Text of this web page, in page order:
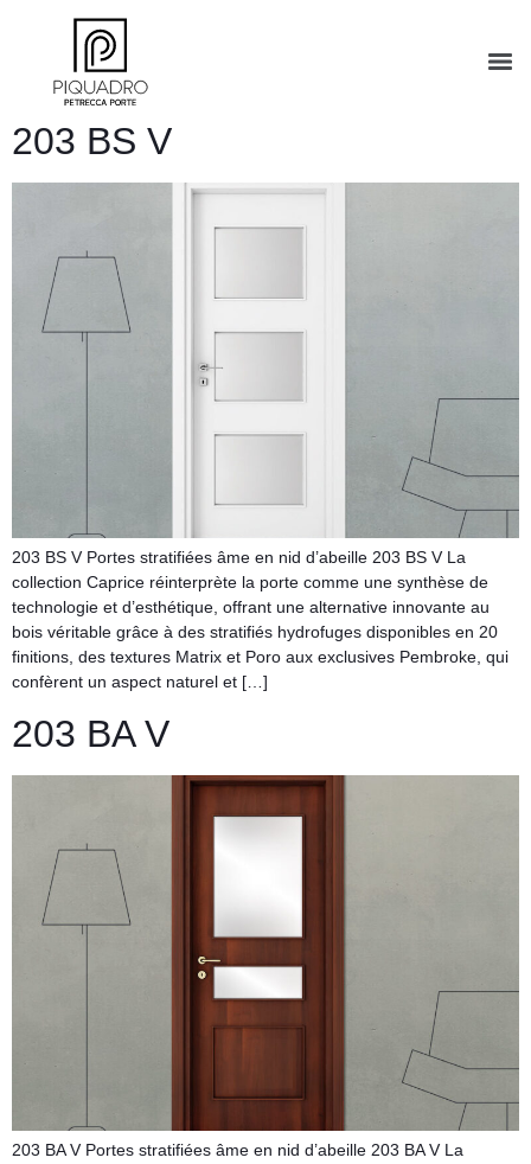
203 BS V
203 BS V Portes stratifiées âme en nid d’abeille 203 BS V La
collection Caprice réinterprète la porte comme une synthèse de
technologie et d’esthétique, offrant une alternative innovante au
bois véritable grâce à des stratifiés hydrofuges disponibles en 20
finitions, des textures Matrix et Poro aux exclusives Pembroke, qui
confèrent un aspect naturel et […]
203 BA V
203 BA V Portes stratifiées âme en nid d’abeille 203 BA V La